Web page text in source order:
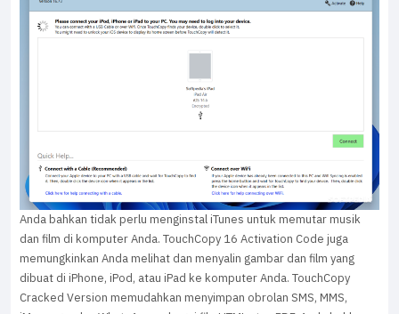
Anda bahkan tidak perlu menginstal iTunes untuk memutar musik
dan film di komputer Anda. TouchCopy 16 Activation Code juga
memungkinkan Anda melihat dan menyalin gambar dan film yang
dibuat di iPhone, iPod, atau iPad ke komputer Anda. TouchCopy
Cracked Version memudahkan menyimpan obrolan SMS, MMS,